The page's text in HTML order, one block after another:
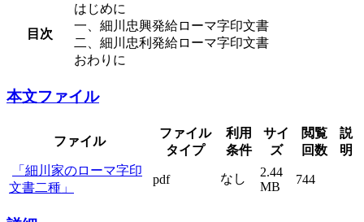
目次
はじめに
一、細川忠興発給ローマ字印文書
二、細川忠利発給ローマ字印文書
おわりに
本文ファイル
ファイル
ファイル
タイプ
利用
条件
サイ
ズ
閲覧
回数
説
明
「細川家のローマ字印
文書二種」
pdf なし
2.44
MB
744